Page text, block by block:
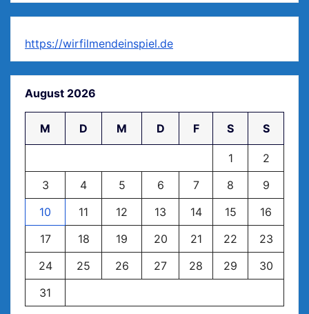
https://wirfilmendeinspiel.de
August 2026
M D M D F S S
1
2
3
4 5 6 7 8
9
10
11 12 13 14 15
16
17
18 19 20 21 22
23
24
25 26 27 28 29
30
31